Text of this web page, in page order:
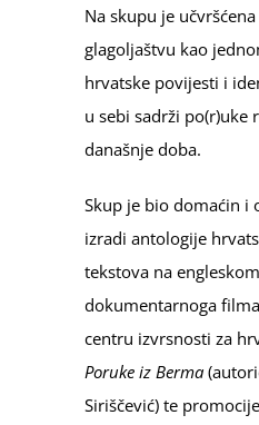
Na skupu je
glagoljaštvu kao
hrvatske povijesti i
u sebi sadrži po(r)uke
današnje doba.
Skup je bio domaćin i
izradi antologije
tekstova na
dokumentarnoga
centru izvrsnosti za
Poruke iz Berma
Siriščević) te